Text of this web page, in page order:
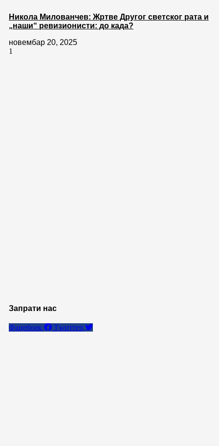
Никола Милованчев: Жртве Другог светског рата и
„наши“ ревизионисти: до када?
новембар 20, 2025
Запрати нас
Фацебоок Тwиттер